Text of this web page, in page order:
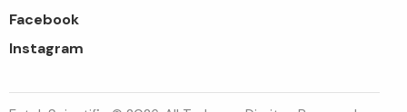
Facebook
Instagram